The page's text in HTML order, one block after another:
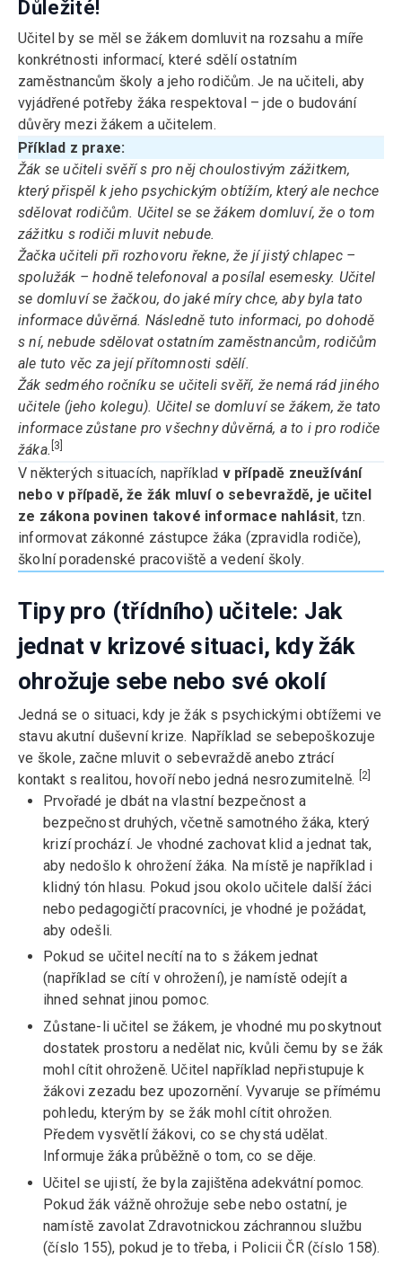
Důležité!
Učitel by se měl se žákem domluvit na rozsahu a míře
konkrétnosti informací, které sdělí ostatním
zaměstnancům školy a jeho rodičům. Je na učiteli, aby
vyjádřené potřeby žáka respektoval – jde o budování
důvěry mezi žákem a učitelem.
Příklad z praxe:
Žák se učiteli svěří s pro něj choulostivým zážitkem,
který přispěl k jeho psychickým obtížím, který ale nechce
sdělovat rodičům. Učitel se se žákem domluví, že o tom
zážitku s rodiči mluvit nebude.
Žačka učiteli při rozhovoru řekne, že jí jistý chlapec –
spolužák – hodně telefonoval a posílal esemesky. Učitel
se domluví se žačkou, do jaké míry chce, aby byla tato
informace důvěrná. Následně tuto informaci, po dohodě
s ní, nebude sdělovat ostatním zaměstnancům, rodičům
ale tuto věc za její přítomnosti sdělí.
Žák sedmého ročníku se učiteli svěří, že nemá rád jiného
učitele (jeho kolegu). Učitel se domluví se žákem, že tato
informace zůstane pro všechny důvěrná, a to i pro rodiče
žáka. [3]
V některých situacích, například v případě zneužívání
nebo v případě, že žák mluví o sebevraždě, je učitel
ze zákona povinen takové informace nahlásit, tzn.
informovat zákonné zástupce žáka (zpravidla rodiče),
školní poradenské pracoviště a vedení školy.
Tipy pro (třídního) učitele: Jak
jednat v krizové situaci, kdy žák
ohrožuje sebe nebo své okolí
Jedná se o situaci, kdy je žák s psychickými obtížemi ve
stavu akutní duševní krize. Například se sebepoškozuje
ve škole, začne mluvit o sebevraždě anebo ztrácí
kontakt s realitou, hovoří nebo jedná nesrozumitelně.
[2]
Prvořadé je dbát na vlastní bezpečnost a
bezpečnost druhých, včetně samotného žáka, který
krizí prochází. Je vhodné zachovat klid a jednat tak,
aby nedošlo k ohrožení žáka. Na místě je například i
klidný tón hlasu. Pokud jsou okolo učitele další žáci
nebo pedagogičtí pracovníci, je vhodné je požádat,
aby odešli.
Pokud se učitel necítí na to s žákem jednat
(například se cítí v ohrožení), je namístě odejít a
ihned sehnat jinou pomoc.
Zůstane-li učitel se žákem, je vhodné mu poskytnout
dostatek prostoru a nedělat nic, kvůli čemu by se žák
mohl cítit ohroženě. Učitel například nepřistupuje k
žákovi zezadu bez upozornění. Vyvaruje se přímému
pohledu, kterým by se žák mohl cítit ohrožen.
Předem vysvětlí žákovi, co se chystá udělat.
Informuje žáka průběžně o tom, co se děje.
Učitel se ujistí, že byla zajištěna adekvátní pomoc.
Pokud žák vážně ohrožuje sebe nebo ostatní, je
namístě zavolat Zdravotnickou záchrannou službu
(číslo 155), pokud je to třeba, i Policii ČR (číslo 158).